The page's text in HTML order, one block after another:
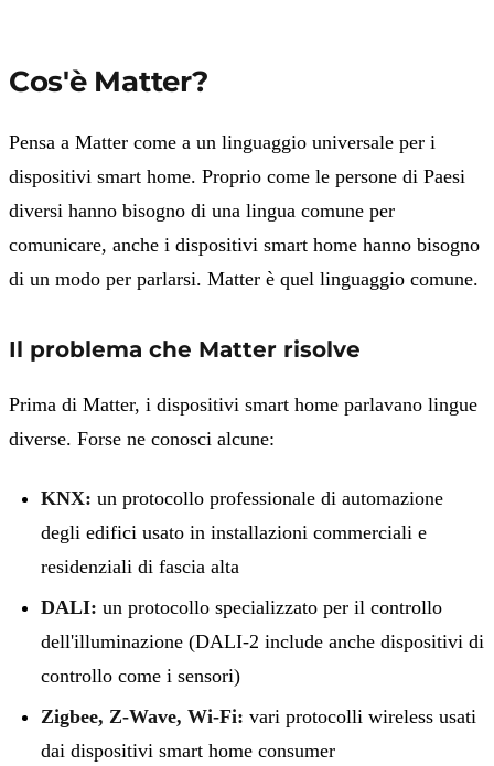
Cos'è Matter?
Pensa a Matter come a un linguaggio universale per i
dispositivi smart home. Proprio come le persone di Paesi
diversi hanno bisogno di una lingua comune per
comunicare, anche i dispositivi smart home hanno bisogno
di un modo per parlarsi. Matter è quel linguaggio comune.
Il problema che Matter risolve
Prima di Matter, i dispositivi smart home parlavano lingue
diverse. Forse ne conosci alcune:
KNX: un protocollo professionale di automazione
degli edifici usato in installazioni commerciali e
residenziali di fascia alta
DALI: un protocollo specializzato per il controllo
dell'illuminazione (DALI-2 include anche dispositivi di
controllo come i sensori)
Zigbee, Z-Wave, Wi-Fi: vari protocolli wireless usati
dai dispositivi smart home consumer